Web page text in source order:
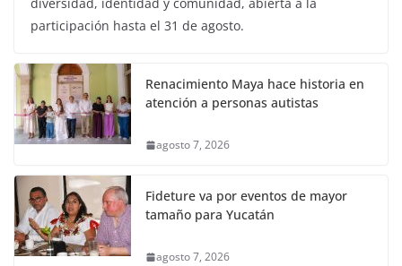
diversidad, identidad y comunidad, abierta a la
participación hasta el 31 de agosto.
Renacimiento Maya hace historia en
atención a personas autistas
agosto 7, 2026
Fideture va por eventos de mayor
tamaño para Yucatán
agosto 7, 2026